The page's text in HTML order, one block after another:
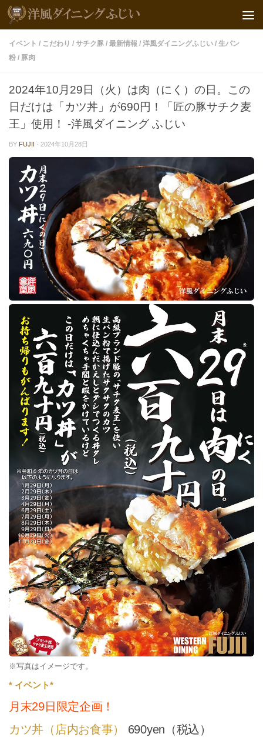
イベント / こだわり / サチク豚 / 最新情報 / 洋風ダイニングふじい / 生パン
粉 / 豚肉
2024年10月29日（火）は肉（にく）の日。この
日だけは「カツ丼」が690円！「匠の豚サチク麦
王」使用！ -洋風ダイニング ふじい
BY FUJII · 2024年10月28日
※写真はイメージです。
* イベント*
月末29日限定企画！
カツ丼（店内お食事）
690yen（税込）